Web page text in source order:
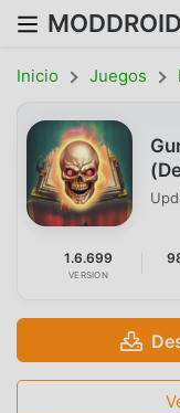
Inicio Juegos
1.6.699
VERSION